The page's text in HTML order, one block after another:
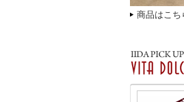
商品はこち